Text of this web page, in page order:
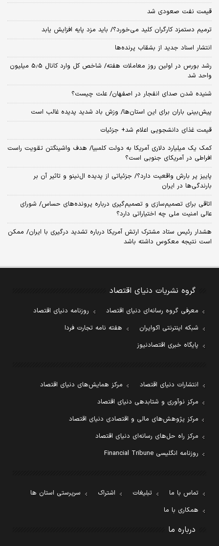
قیمت نفت صعودی شد
ترمیم دستمزد کارگران کلید می‌خورد؟/ باید مزد پایه افزایش یابد
انتشار اسناد جدید از بشقاب پرنده‌ها
رشد بورس در اولین روز معاملات هفته/ شاخص کل وارد کانال 5.5 میلیون
واحد شد
شنیده شدن صدای انفجار در اصفهان/ علت چیست؟
پیش‌بینی باران برای این استان‌ها/ وزش باد شدید پدیده غالب است
قیمت غذای دانشجویی اعلام شد+ جزئیات
کمک یک میلیارد دلاری آمریکا به دولت کلمبیا/ هدف واشینگتن تقویت راست
افراطی در آمریکای جنوبی است؟
پاییز پر بارش واقعیت دارد؟/ جزئیاتی از پدیده ال‌نینو و تاثیر آن بر
بارندگی‌ها در ایران
اتاقی برای تصمیم‌سازی و تصمیم‌گیری درباره پرونده‌های حساس/ شورای
عالی امنیت ملی چه اختیاراتی دارد؟
هشدار رئیس ستاد مشترک ارتش آمریکا درباره تشدید درگیری با ایران/ ممکن
است نتیجه معکوس داشته باشد
گروه نشریات دنیای اقتصاد
معرفی گروه رسانه‌ای دنیای اقتصاد
روزنامه دنیای اقتصاد
شبکه اینترنتی اکوایران
هفته نامه تجارت فردا
پایگاه خبری اقتصادنیوز
انتشارات دنیای اقتصاد
مرکز همایش‌های دنیای اقتصاد
مرکز نوآوری و شتابدهی دنیای اقتصاد
مرکز پژوهش‌های مالی و اقتصادی دنیای اقتصاد
مرکز راه حل‌های رسانه‌ای دنیای اقتصاد
روزنامه انگلیسی Financial Tribune
تماس با ما تبلیغات اشتراک
سرپرستی استان ها
همکاری با ما
درباره ما